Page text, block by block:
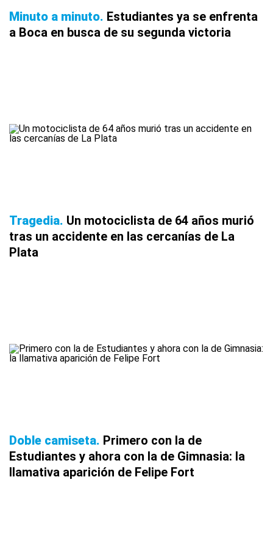
Minuto a minuto Estudiantes ya se enfrenta
a Boca en busca de su segunda victoria
Tragedia Un motociclista de 64 años murió
tras un accidente en las cercanías de La
Plata
Doble camiseta Primero con la de
Estudiantes y ahora con la de Gimnasia: la
llamativa aparición de Felipe Fort